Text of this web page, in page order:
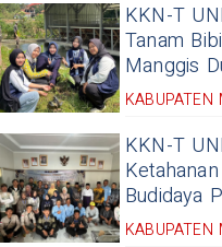
KKN-T
Tanam
Manggis
KABUPATEN
KKN-T
Budidaya
KABUPATEN